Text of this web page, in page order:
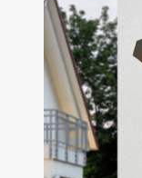
Ende
der
Bildgalerie
springen